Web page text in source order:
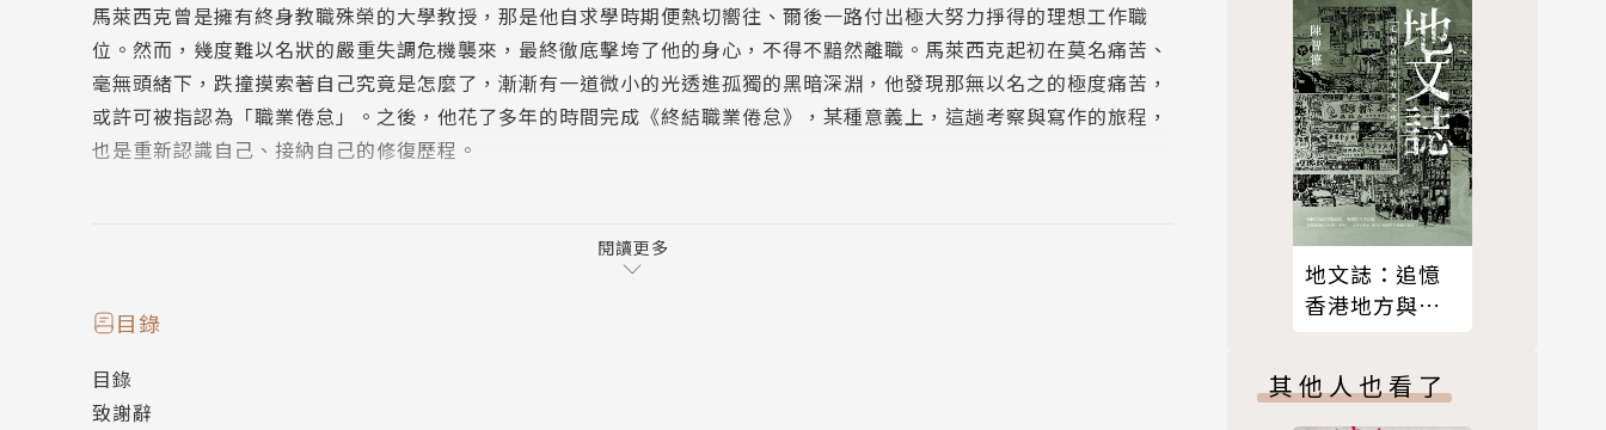
馬萊西克曾是擁有終身教職殊榮的大學教授，那是他自求學時期便熱切嚮往、爾後一路付出極大努力掙得的理想工作職
位。然而，幾度難以名狀的嚴重失調危機襲來，最終徹底擊垮了他的身心，不得不黯然離職。馬萊西克起初在莫名痛苦、
毫無頭緒下，跌撞摸索著自己究竟是怎麼了，漸漸有一道微小的光透進孤獨的黑暗深淵，他發現那無以名之的極度痛苦，
或許可被指認為「職業倦怠」。之後，他花了多年的時間完成《終結職業倦怠》，某種意義上，這趟考察與寫作的旅程，
也是重新認識自己、接納自己的修復歷程。
去五十年來，社會如何建構出職業倦怠文化。馬萊西克由觀察當代的公共輿論出發，呈顯出當前五花八門的論點。接著回
「光譜」而非「狀態」，來捕捉職業倦怠的多元面貌。他將職業倦怠的經驗定義為，工作者努力站在一對倒向不同方向的
各別帶出的議題省思。
閱讀更多
目錄
目錄
致謝辭
地文誌：追憶
香港地方與文
其他人也看了